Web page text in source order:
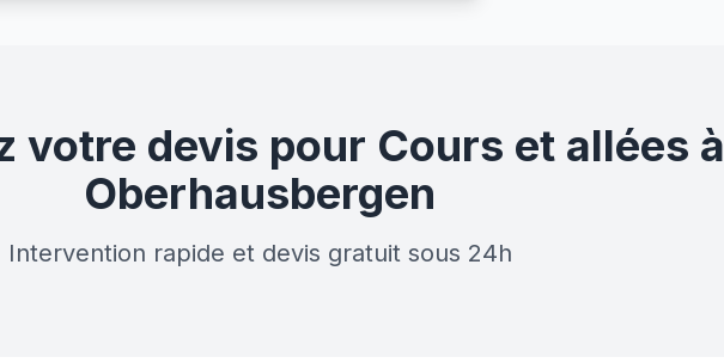
votre devis pour Cours et allées à
Oberhausbergen
Intervention rapide et devis gratuit sous 24h